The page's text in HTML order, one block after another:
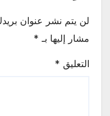
لن يتم نشر عنوان
مشار إليها بـ *
التعليق *